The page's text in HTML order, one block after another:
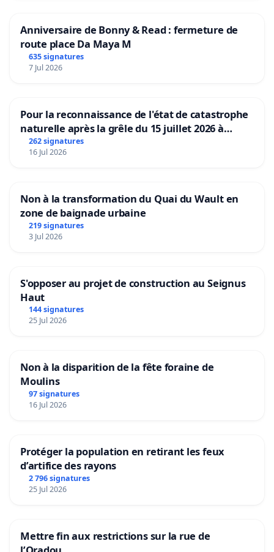
Anniversaire de Bonny & Read : fermeture de
route place Da Maya M
635 signatures
7 Jul 2026
Pour la reconnaissance de l'état de catastrophe
naturelle après la grêle du 15 juillet 2026 à
Aubenas et ses alentours
262 signatures
16 Jul 2026
Non à la transformation du Quai du Wault en
zone de baignade urbaine
219 signatures
3 Jul 2026
S'opposer au projet de construction au Seignus
Haut
144 signatures
25 Jul 2026
Non à la disparition de la fête foraine de
Moulins
97 signatures
16 Jul 2026
Protéger la population en retirant les feux
d’artifice des rayons
2 796 signatures
25 Jul 2026
Mettre fin aux restrictions sur la rue de